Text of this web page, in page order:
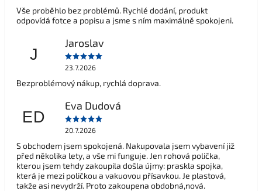
Vše proběhlo bez problémů. Rychlé dodání, produkt
odpovídá fotce a popisu a jsme s ním maximálně spokojeni.
J
Jaroslav
23.7.2026
Bezproblémový nákup, rychlá doprava.
ED
Eva Dudová
20.7.2026
S obchodem jsem spokojená. Nakupovala jsem vybavení již
před několika lety, a vše mi funguje. Jen rohová polička,
kterou jsem tehdy zakoupila došla újmy: praskla spojka,
která je mezi poličkou a vakuovou přísavkou. Je plastová,
takže asi nevydrží. Proto zakoupena obdobná,nová.